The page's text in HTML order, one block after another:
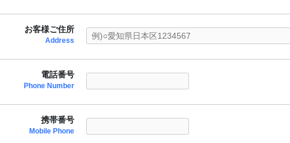
お客様ご住所
Address
電話番号
Phone Number
携帯番号
Mobile Phone